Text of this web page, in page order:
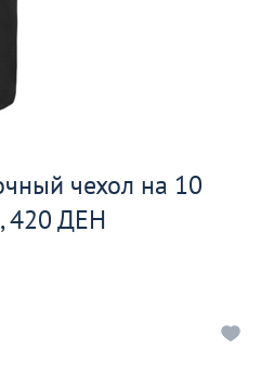
чехол на 10
420 ДЕН